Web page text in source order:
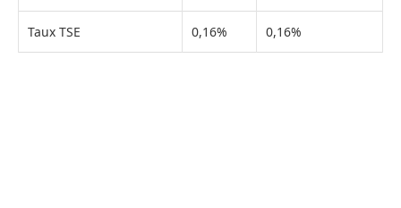
Taux TSE 0,16% 0,16%